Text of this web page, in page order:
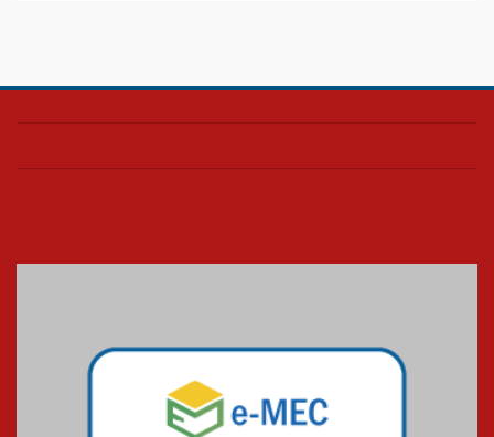
Confira como foi o culto mensal
Mackenzie mobiliza campanha
solidária para apoiar famílias em
Minas Gerais